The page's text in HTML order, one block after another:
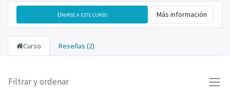
Unirse a este curso Más información
Curso Reseñas (2)
Filtrar y ordenar